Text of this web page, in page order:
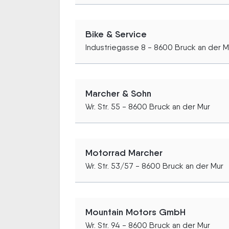
Bike & Service
Industriegasse 8 - 8600 Bruck an der
Marcher & Sohn
Wr. Str. 55 - 8600 Bruck an der Mur
Motorrad Marcher
Wr. Str. 53/57 - 8600 Bruck an der Mur
Mountain Motors GmbH
Wr. Str. 94 - 8600 Bruck an der Mur